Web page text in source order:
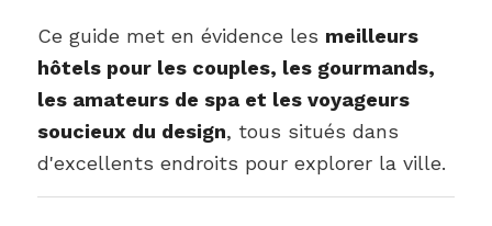
Ce guide met en évidence les meilleurs
hôtels pour les couples, les gourmands,
les amateurs de spa et les voyageurs
soucieux du design, tous situés dans
d'excellents endroits pour explorer la ville.